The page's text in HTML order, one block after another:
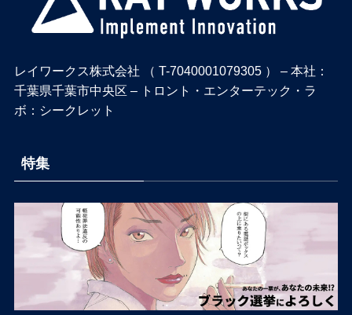
レイワークス株式会社 （ T-7040001079305 ） – 本社：
千葉県千葉市中央区 – トロント・エンターテック・ラ
ボ：シークレット
特集